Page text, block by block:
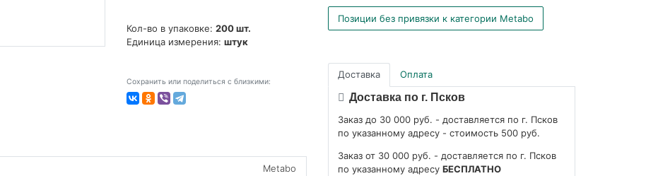
Кол-во в упаковке: 200 шт.
Единица измерения: штук
Сохранить или поделиться с близкими:
Позиции без привязки к категории Metabo
Доставка Оплата
Доставка по г. Псков
Заказ до 30 000 руб. - доставляется по г. Псков
по указанному адресу - стоимость 500 руб.
Заказ от 30 000 руб. - доставляется по г. Псков
по указанному адресу БЕСПЛАТНО
Metabo